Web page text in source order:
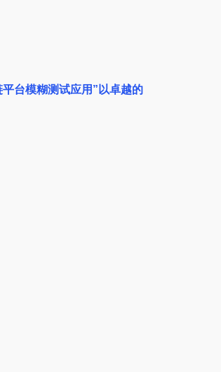
台模糊测试应用”以卓越的